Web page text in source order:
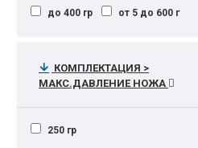
до 400 гр
от 5 до 600 г
КОМПЛЕКТАЦИЯ >
МАКС.ДАВЛЕНИЕ НОЖА
250 гр